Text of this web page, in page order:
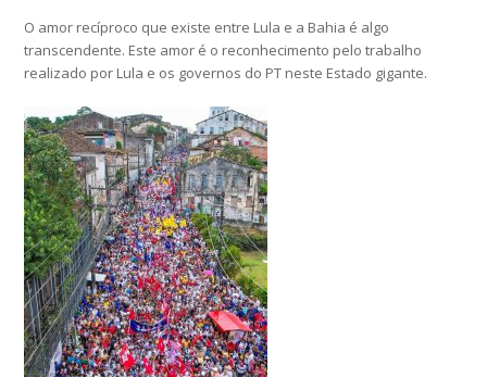
O amor recíproco que existe entre Lula e a Bahia é algo
transcendente. Este amor é o reconhecimento pelo trabalho
realizado por Lula e os governos do PT neste Estado gigante.